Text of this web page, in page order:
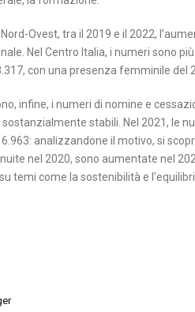
Ovest, tra il 2019 e il 2022,
Nel Centro Italia, i numeri sono
con una presenza femminile del
infine, i numeri di nomine e
stabili. Nel 2021, le
analizzandone il motivo, si
nel 2020, sono aumentate nel
temi come la sostenibilità e